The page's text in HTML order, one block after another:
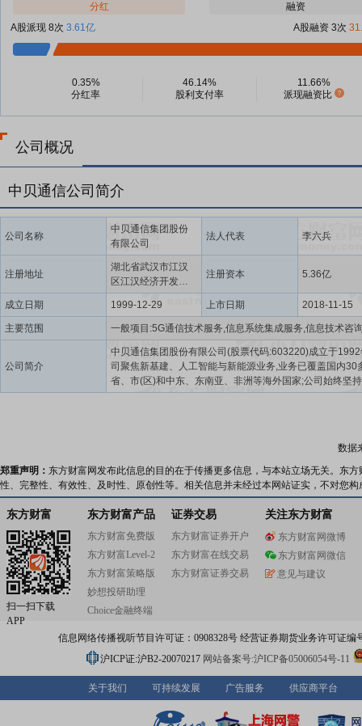
分红
融资
A股派现 8次 3.61亿 A股融资 3次
0.35%
分红率
46.14%
股利支付率
11.66%
派现融资比
公司概况
中贝通信公司简介
公司名称
中贝通信集团股份
有限公司
法人代表 李六兵
注册地址
湖北省武汉市江汉
区江汉经济开发区
江兴路1号
注册资本 5.36亿
成立日期 1999-12-29 上市日期 2018-11-15
主要范围
公司简介
中贝通信集团股份有限公司(股票代码:603220)成立于1992
司聚焦新基建、人工智能与新能源业务,业务已覆盖国内30
省、市(区)和中东、东南亚、非洲等海外国家;公司始终坚
户服务为中心”的经营宗旨和“永远是朋友”的企业文化,坚持
育、医疗等垂类行业场景深度融合落地与价值变现,打造AI
应用案例和人工智能创新型应用企业,积极探索智慧城市与
领域创新应用场景。中贝通信依托新能源智能化产线,提升
离子电池系统集成能力与生产销售能力,拓展工商业储能系
用场景。
数据
郑重声明： 东方财富网发布此信息的目的在于传播更多信息，与本站立场无关。东
性、完整性、有效性、及时性、原创性等。相关信息并未经过本网站证实，不对您
东方财富
扫一扫下载
APP
东方财富产品
东方财富免费版
东方财富Level-2
东方财富策略版
妙想投研助理
Choice金融终端
证券交易
东方财富证券开户
东方财富在线交易
东方财富证券交易
关注东方财富
东方财富网微博
东方财富网微信
意见与建议
信息网络传播视听节目许可证：0908328号 经营证券期货业务许可证编
沪ICP证:沪B2-20070217 网站备案号:沪ICP备05006054号-11
关于我们 可持续发展 广告服务 供应商平台